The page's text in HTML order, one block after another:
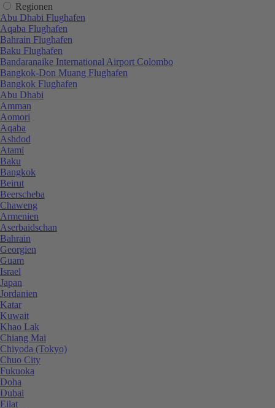
Regionen
Abu Dhabi Flughafen
Aqaba Flughafen
Bahrain Flughafen
Baku Flughafen
Bandaranaike International Airport Colombo
Bangkok-Don Muang Flughafen
Bangkok Flughafen
Abu Dhabi
Amman
Aomori
Aqaba
Ashdod
Atami
Baku
Bangkok
Beirut
Beerscheba
Chaweng
Armenien
Aserbaidschan
Bahrain
Georgien
Guam
Israel
Japan
Jordanien
Katar
Kuwait
Khao Lak
Chiang Mai
Chiyoda (Tokyo)
Chuo City
Fukuoka
Doha
Dubai
Eilat